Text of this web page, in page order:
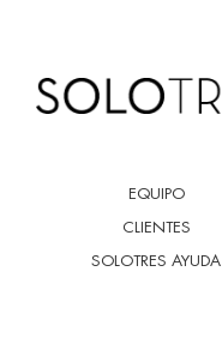
EQUIPO
CLIENTES
SOLOTRES AYUDA